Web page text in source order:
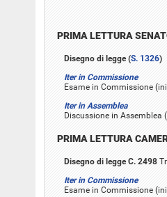
PRIMA LETTURA
Disegno di legge (S. 1326)
Iter in Commissione
Esame in Commissione
Iter in Assemblea
Discussione in
PRIMA LETTURA
Disegno di legge C. 2498
Iter in Commissione
Esame in Commissione